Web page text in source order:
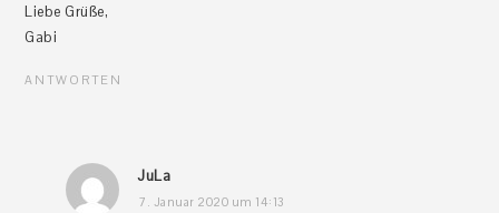
Liebe Grüße,
Gabi
ANTWORTEN
JuLa
7. Januar 2020 um 14:13